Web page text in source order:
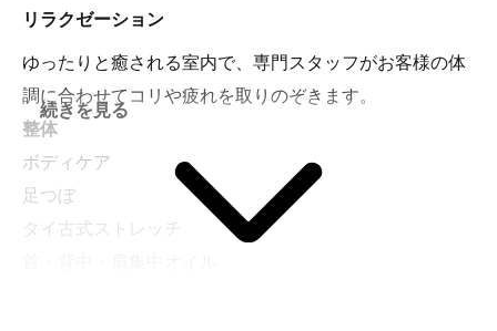
・「黒酢ドリンク」
・美容・健康グッズ
・漢方抽出マシーン
・日焼けマシーン（男性脱衣所）
リラクゼーション
ゆったりと癒される室内で、専門スタッフがお客様の体
調に合わせてコリや疲れを取りのぞきます。
整体
ボディケア
足つぼ
タイ古式ストレッチ
続きを見る